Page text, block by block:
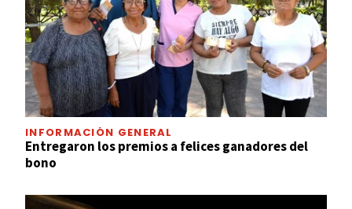
INFORMACIÓN GENERAL
Entregaron los premios a felices ganadores del
bono